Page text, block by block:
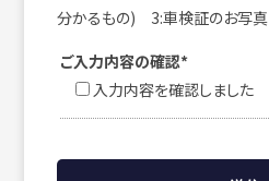
分かるもの) 3:車検証のお写真
ご入力内容の確認*
入力内容を確認しました